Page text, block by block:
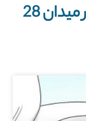
نصب توالت فرنگی در میدان 28